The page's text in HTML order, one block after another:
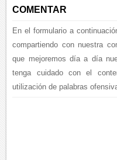
COMENTAR
En el formulario a
compartiendo con nuestra
que mejoremos día a día
tenga cuidado con el
utilización de palabras